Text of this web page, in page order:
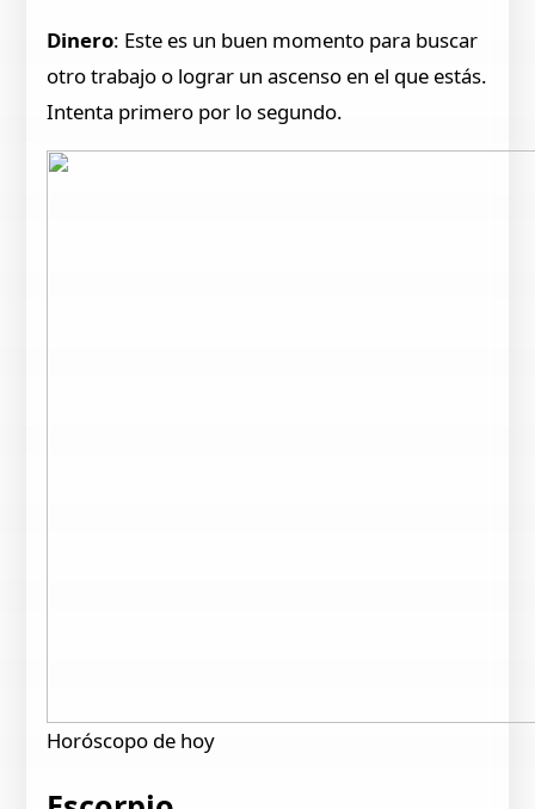
Dinero: Este es un buen momento para buscar
otro trabajo o lograr un ascenso en el que estás.
Intenta primero por lo segundo.
Horóscopo de hoy